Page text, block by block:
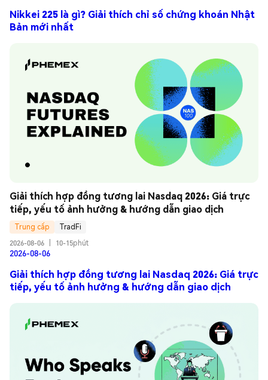
Nikkei 225 là gì? Giải thích chỉ số chứng khoán Nhật
Bản mới nhất
Giải thích hợp đồng tương lai Nasdaq 2026: Giá trực
tiếp, yếu tố ảnh hưởng & hướng dẫn giao dịch
Trung cấp
TradFi
2026-08-06
10-15phút
2026-08-06
Giải thích hợp đồng tương lai Nasdaq 2026: Giá trực
tiếp, yếu tố ảnh hưởng & hướng dẫn giao dịch